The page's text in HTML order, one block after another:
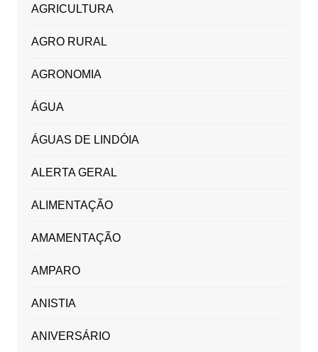
AGRICULTURA
AGRO RURAL
AGRONOMIA
ÁGUA
ÁGUAS DE LINDÓIA
ALERTA GERAL
ALIMENTAÇÃO
AMAMENTAÇÃO
AMPARO
ANISTIA
ANIVERSÁRIO